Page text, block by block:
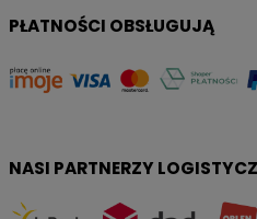
PŁATNOŚCI OBSŁUGUJĄ
NASI PARTNERZY